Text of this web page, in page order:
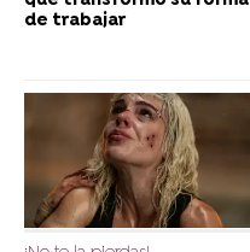
de trabajar